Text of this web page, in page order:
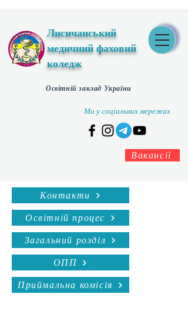
Лисичанський
медичний фаховий
коледж
Освітній заклад України
Ми у соціальних мережах
Вакансії
Контакти
Освітній процес
Загальний розділ
ОПП
Приймальна комісія